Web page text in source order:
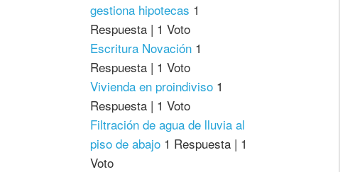
gestiona hipotecas 1
Respuesta | 1 Voto
Escritura Novación 1
Respuesta | 1 Voto
Vivienda en proindiviso 1
Respuesta | 1 Voto
Filtración de agua de lluvia al
piso de abajo 1 Respuesta | 1
Voto